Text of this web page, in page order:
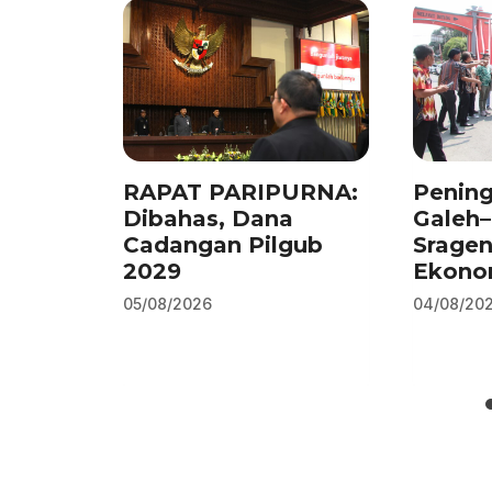
o
o
k
n p
p
m
RAPAT PARIPURNA:
Dibahas, Dana
Cadangan Pilgub
2029
05/08/2026 04/08/